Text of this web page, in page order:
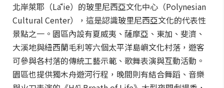
北岸萊耶（Lāʻie）的玻里尼西亞文化中心（Polynesian
Cultural Center），這是認識玻里尼西亞文化的代表性
景點之一。園區內設有夏威夷、薩摩亞、東加、斐濟、
大溪地與紐西蘭毛利等六個太平洋島嶼文化村落，遊客
可參與各村落的傳統工藝示範、歌舞表演與互動活動。
園區也提供獨木舟遊河行程，晚間則有結合舞蹈、音樂